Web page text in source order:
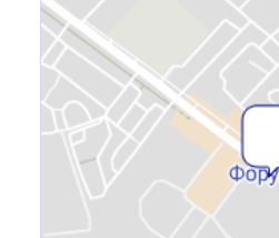
Посилання для мобільних
пристроїв